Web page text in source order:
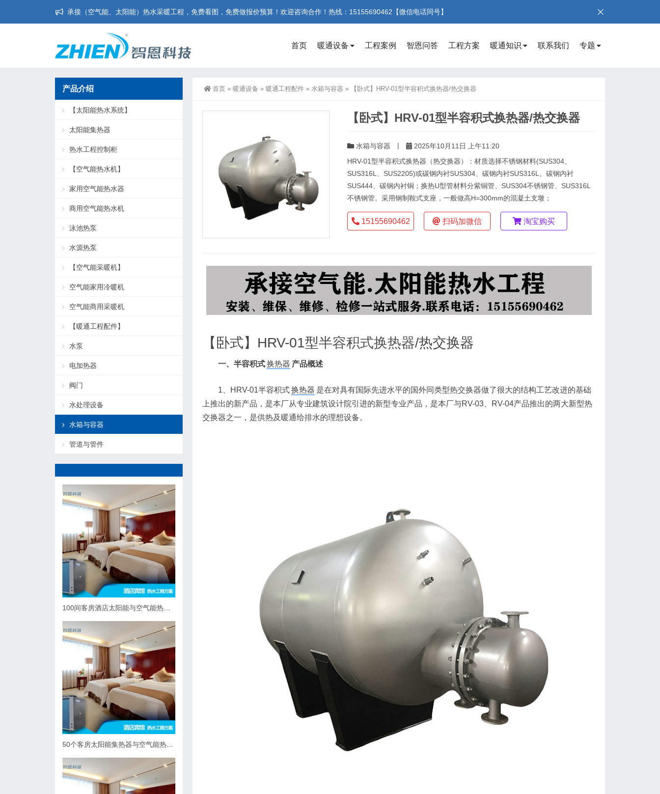
承接（空气能、太阳能）热水采暖工程，免费看图，免费做报价预算！欢迎咨询合作！热线：15155690462【微信电话同号】
首页 暖通设备 工程案例 智恩问答 工程方案 暖通知识 联系我们 专题
首页 » 暖通设备 » 暖通工程配件 » 水箱与容器 » 【卧式】HRV-01型半容积式换热器/热交换器
【卧式】HRV-01型半容积式换热器/热交换器
水箱与容器 |
2025年10月11日 上午11:20
HRV-01型半容积式换热器（热交换器）：材质选择不锈钢材料(SUS304、
SUS316L、SUS2205)或碳钢内衬SUS304、碳钢内衬SUS316L、碳钢内衬
SUS444、碳钢内衬铜；换热U型管材料分紫铜管、SUS304不锈钢管、SUS316L
不锈钢管。采用钢制鞍式支座，一般做高H=300mm的混凝土支墩；
15155690462 扫码加微信 淘宝购买
【卧式】HRV-01型半容积式换热器/热交换器
一、半容积式换热器 产品概述
1、HRV-01半容积式换热器 是在对具有国际先进水平的国外同类型热交换器做了很大的结构工艺改进的基础
上推出的新产品，是本厂从专业建筑设计院引进的新型专业产品，是本厂与RV-03、RV-04产品推出的两大新型热
交换器之一，是供热及暖通给排水的理想设备。
产品介绍
【太阳能热水系统】
太阳能集热器
热水工程控制柜
【空气能热水机】
家用空气能热水器
商用空气能热水机
泳池热泵
水源热泵
【空气能采暖机】
空气能家用冷暖机
空气能商用采暖机
【暖通工程配件】
水泵
电加热器
阀门
水处理设备
水箱与容器
管道与管件